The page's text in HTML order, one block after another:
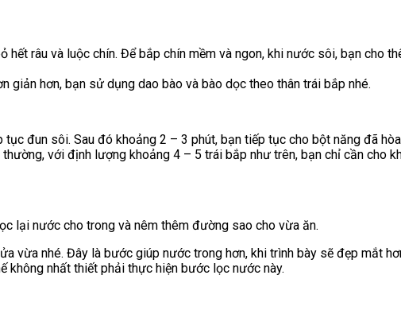
hết râu và luộc chín. Để bắp chín mềm và ngon, khi nước sôi, bạn cho
giản hơn, bạn sử dụng dao bào và bào dọc theo thân trái bắp nhé.
đun sôi. Sau đó khoảng 2 – 3 phút, bạn tiếp tục cho bột năng đã
với định lượng khoảng 4 – 5 trái bắp như trên, bạn chỉ cần cho
lại nước cho trong và nêm thêm đường sao cho vừa ăn.
vừa nhé. Đây là bước giúp nước trong hơn, khi trình bày sẽ đẹp mắt
không nhất thiết phải thực hiện bước lọc nước này.